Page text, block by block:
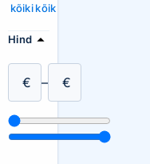
kõikikõik
Hind
€ – €